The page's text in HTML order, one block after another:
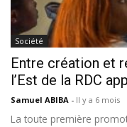
Société
Entre création et
l’Est de la RDC
Samuel ABIBA - Il y a 6 mois
La toute première